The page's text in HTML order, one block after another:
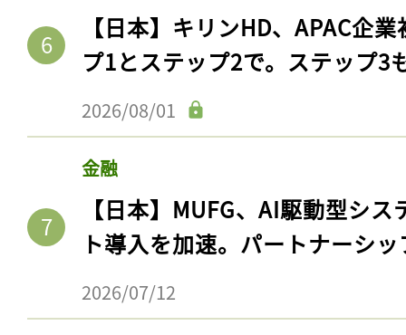
【日本】キリンHD、APAC企
プ1とステップ2で。ステップ3
2026/08/01
金融
【日本】MUFG、AI駆動型シ
ト導入を加速。パートナーシ
2026/07/12